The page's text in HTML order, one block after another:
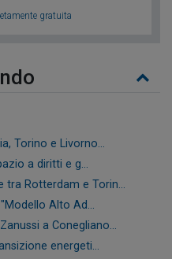
gratuita
Torino e Livorno...
a diritti e g...
tra Rotterdam e Torin...
Alto Ad...
a Conegliano...
energeti...